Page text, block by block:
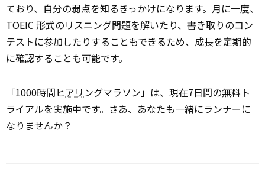
ており、自分の弱点を知るきっかけになります。月に一度、
TOEIC 形式のリスニング問題を解いたり、書き取りのコン
テストに参加したりすることもできるため、成長を定期的
に確認することも可能です。
「1000時間ヒアリ ングマラソン」は、現在7日間の無料ト
ライアルを実施中です。さあ、あなたも一緒にランナーに
なりませんか？